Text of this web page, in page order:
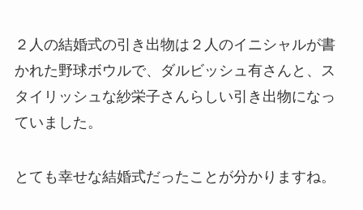
２人の結婚式の引き出物は２人のイニシャルが書
かれた野球ボウルで、ダルビッシュ有さんと、ス
タイリッシュな紗栄子さんらしい引き出物になっ
ていました。
とても幸せな結婚式だったことが分かりますね。